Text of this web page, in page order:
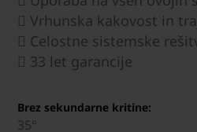
 Vrhunska kakovost in
 Celostne sistemske
 33 let garancije
Brez sekundarne kritine:
35°